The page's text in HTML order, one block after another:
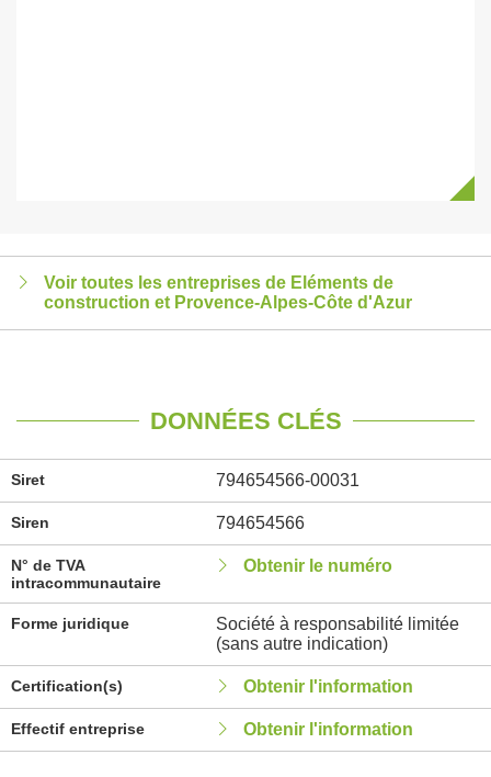
Voir toutes les entreprises de Eléments de
construction et Provence-Alpes-Côte d'Azur
DONNÉES CLÉS
Siret 794654566-00031
Siren 794654566
N° de TVA
intracommunautaire
Obtenir le numéro
Forme juridique
Société à responsabilité limitée
(sans autre indication)
Certification(s) Obtenir l'information
Effectif entreprise Obtenir l'information